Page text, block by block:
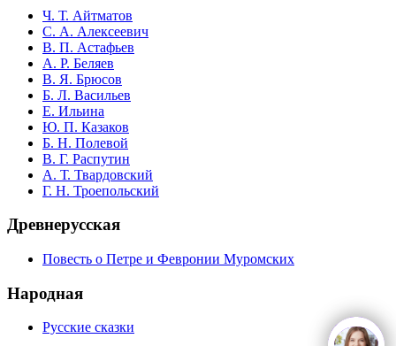
Ч. Т. Айтматов
С. А. Алексеевич
В. П. Астафьев
А. Р. Беляев
В. Я. Брюсов
Б. Л. Васильев
Е. Ильина
Ю. П. Казаков
Б. Н. Полевой
В. Г. Распутин
А. Т. Твардовский
Г. Н. Троепольский
Древнерусская
Повесть о Петре и Февронии Муромских
Народная
Русские сказки